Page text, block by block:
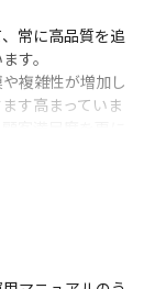
常に高品質を追
す。
複雑性が増加し
す高まっていま
ていく必要があ
アを募集いたし